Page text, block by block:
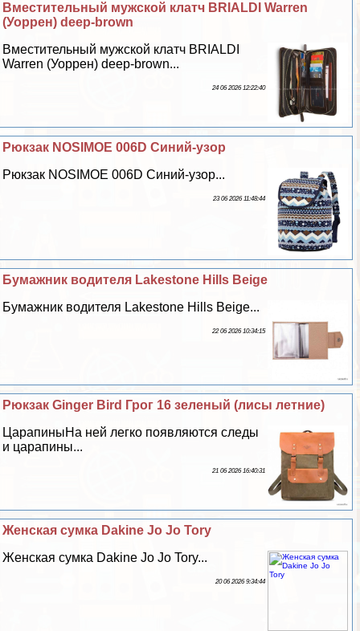
Вместительный мужской клатч BRIALDI Warren
(Уоррен) deep-brown
Вместительный мужской клатч BRIALDI
Warren (Уоррен) deep-brown...
24 06 2026 12:22:40
Рюкзак NOSIMOE 006D Синий-узор
Рюкзак NOSIMOE 006D Синий-узор...
23 06 2026 11:48:44
Бумажник водителя Lakestone Hills Beige
Бумажник водителя Lakestone Hills Beige...
22 06 2026 10:34:15
Рюкзак Ginger Bird Грог 16 зеленый (лисы летние)
ЦарапиныНа ней легко появляются следы
и царапины...
21 06 2026 16:40:31
Женская сумка Dakine Jo Jo Tory
Женская сумка Dakine Jo Jo Tory...
20 06 2026 9:34:44